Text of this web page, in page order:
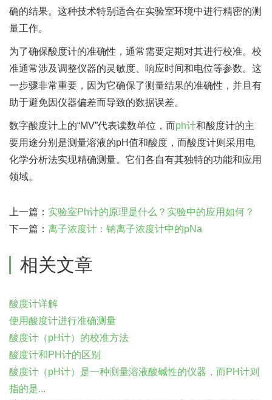
确的结果。这种技术特别适合在实验室环境中进行精密的测
量工作。
为了确保酸度计的准确性，通常需要定期对其进行校准。校
准通常涉及调整仪器的灵敏度、响应时间和电位等参数。这
一步骤非常重要，因为它确保了测量结果的准确性，并且有
助于避免因仪器偏差而导致的数据误差。
数字酸度计上的“MV”代表读数单位，而ph计和酸度计的主
要用途分别是测量溶液的pH值和酸度，而酸度计则采用电
化学分析法实现精确测量。它们各自有其独特的功能和应用
领域。
上一篇： 实验室Ph计的原理是什么？实验中的应用如何？
下一篇： 离子浓度计：钠离子浓度计中的pNa
相关文章
酸度计详解
使用酸度计进行准确测量
酸度计（pH计）的校准方法
酸度计和PH计的区别
酸度计（pH计）是一种测量溶液酸碱性的仪器，而PH计则
指的是...